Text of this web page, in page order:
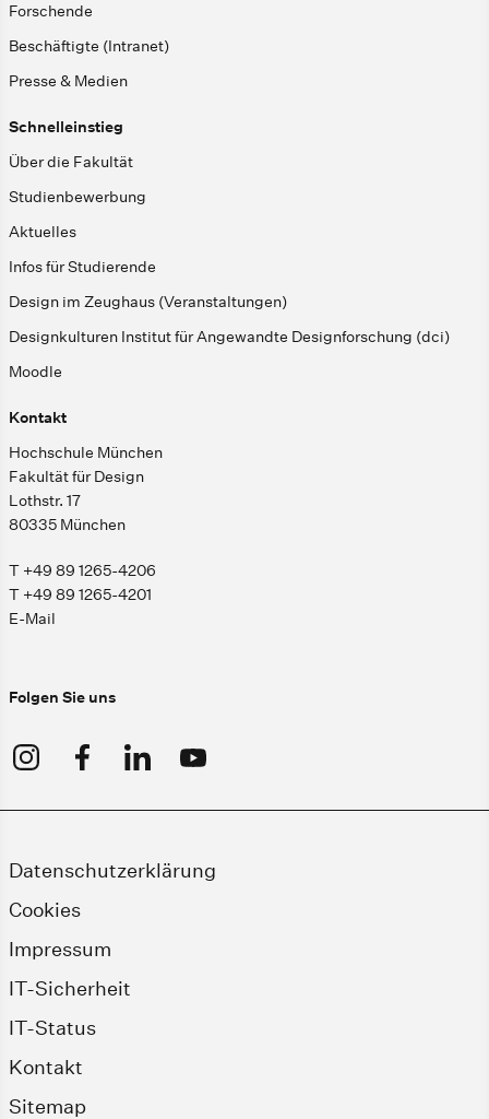
Forschende
Beschäftigte (Intranet)
Presse & Medien
Schnelleinstieg
Über die Fakultät
Studienbewerbung
Aktuelles
Infos für Studierende
Design im Zeughaus (Veranstaltungen)
Designkulturen Institut für Angewandte Designforschung (dci)
Moodle
Kontakt
Hochschule München
Fakultät für Design
Lothstr. 17
80335 München
T +49 89 1265-4206
T +49 89 1265-4201
E-Mail
Folgen Sie uns
Datenschutzerklärung
Cookies
Impressum
IT-Sicherheit
IT-Status
Kontakt
Sitemap